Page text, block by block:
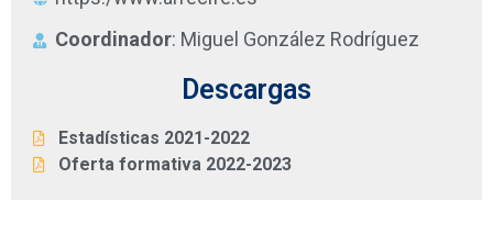
Coordinador: Miguel González Rodríguez
Descargas
Estadísticas 2021-2022
Oferta formativa 2022-2023